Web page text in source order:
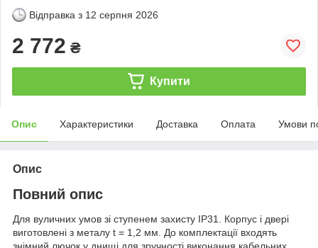
Відправка з 12 серпня 2026
2 772 ₴
Купити
Опис Характеристики Доставка Оплата Умови
Опис
Повний опис
Для вуличних умов зі ступенем захисту IP31. Корпус і двері
виготовлені з металу t = 1,2 мм. До комплектації входять